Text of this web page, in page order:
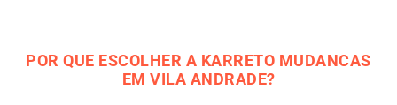
POR QUE ESCOLHER A KARRETO MUDANCAS
EM VILA ANDRADE?